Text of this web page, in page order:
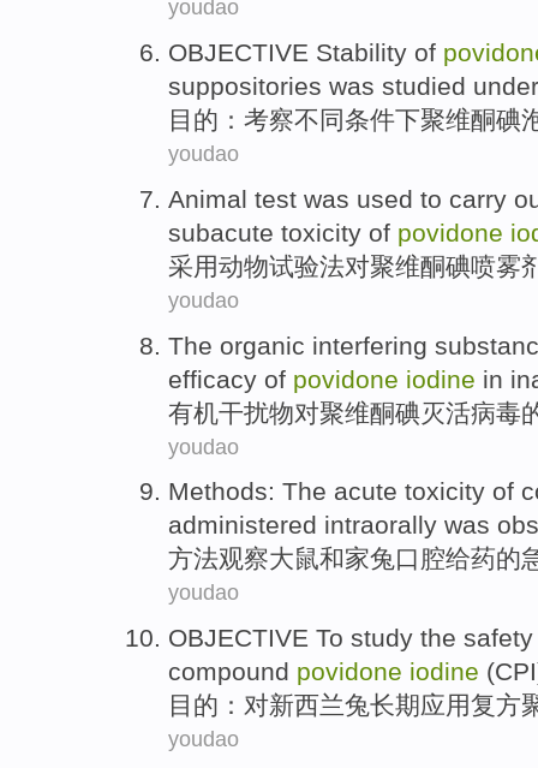
youdao
OBJECTIVE Stability of
suppositories was studied
目的： 考察不同条件下聚维酮碘
youdao
Animal test was used to carry
subacute toxicity of povidone
采用动物试验法对聚维酮碘喷雾
youdao
The organic interfering
efficacy of povidone iodine in
有机干扰物对聚维酮碘灭活病毒
youdao
Methods: The acute toxicity of
administered intraorally was
方法观察大鼠和家兔口腔给药的
youdao
OBJECTIVE To study the safety
compound povidone iodine
目的 ：对新西兰兔长期应用复方
youdao